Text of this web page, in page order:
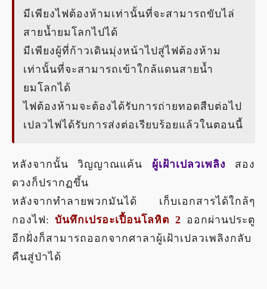
มีเพียงไฟต้องห้ามเท่านั้นที่จะสามารถขับไล่
สายน้ำยมโลกไปได้
มีเพียงผู้ที่ก้าวเดินมุ่งหน้าไปสู่ไฟต้องห้าม
เท่านั้นที่จะสามารถเข้าใกล้แดนสายน้ำ
ยมโลกได้
ไฟต้องห้ามจะต้องได้รับการถ่ายทอดสืบต่อไป
เปลวไฟได้รับการส่งต่อเรียบร้อยแล้วในตอนนี้
หลังจากนั้น วิญญาณแค้น ผู้เฝ้าเปลวเพลิง สอง
ดวงก็ปรากฏขึ้น
หลังจากทำลายพวกมันได้ เก็บเอกสารได้ใกล้ๆ
กองไฟ:บันทึกเปรอะเปื้อนโลหิต 2 ออกผ่านประตู
อีกฝั่งก็สามารถออกจากศาลาผู้เฝ้าเปลวเพลิงกลับ
คืนสู่ป่าได้